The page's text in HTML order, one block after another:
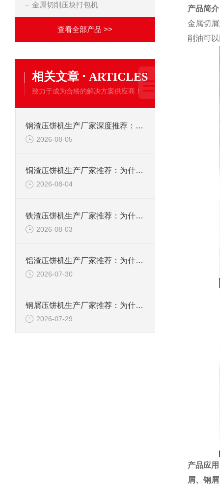
金属切削压块打包机
查看全部产品 >>
相关文章 · ARTICLES
致力于成为合格的解决方案供应商！
钢渣压饼机生产厂家深度推荐：为何恩派特成为高净值产线的优选
2026-08-05
铜渣压饼机生产厂家推荐：为什么恩派特成为众多企业的信赖？
2026-08-04
铁渣压饼机生产厂家推荐：为什么恩派特成为众多企业的优选？
2026-08-03
铝渣压饼机生产厂家推荐：为什么恩派特是值得信赖的选择？
2026-07-30
钢屑压饼机生产厂家推荐：为什么恩派特是您值得信赖的选择？
2026-07-29
产品简
金属切
削油可
产品应
屑、 钢屑